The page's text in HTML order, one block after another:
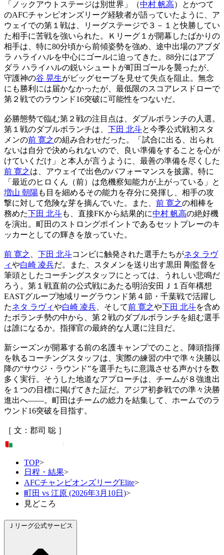
「ノックアウトステージは別世界」（中村 帆高）とかつて
のAFCチャンピオンズリーグ経験者が語っていたように、ア
ウェイでの第１戦は、リーグステージで３－１と快勝してい
た相手に苦戦を強いられた。Ｋリーグ１が開幕したばかりの
相手は、特に80分頃から前傾姿勢を強め、途中出場のアブダ
ラ ハライハルを中心にゴールに迫ってきた。88分にはアブ
ダラ ハライハルの鋭いシュートが町田ゴールを襲ったが、
守護神の谷 晃生がビッグセーブを見せて失点を阻止。無念
にも勝利には届かなかったが、最低限のスコアレスドローで
第２戦でのラウンド16突破に可能性をつないだ。
必勝態勢で臨む第２戦の注目点は、ダブルボランチの人選。
第１戦のダブルボランチは、 下田 北斗と今季公式戦初スタ
メンの前 寛之の組み合わせだった。「試合に出る、出られ
ないは自分で決められないので、良い準備をすることを心が
けていくだけ」と本人が言うように、最善の準備を尽くした
前 寛之は、アウェイで出色のパフォーマンスを披露。特に
「最近のヒロくん（前）は危機察知能力が上がっている」と
増山 朝陽も目を細めるその能力を存分に発揮し、相手の攻
撃に対して危険な芽を摘んでいた。また、 前 寛之の相棒を
務めた下田 北斗も、直接FKから結果的に中村 帆高の絶好機
を演出。町田のストロングポイントであるセットプレーのキ
ッカーとしての輝きを放っていた。
前 寛之 下田 北斗コンビに触発された選手たちがネタ ラヴ
ィや白崎 凌兵だ。また、スタメンを送り出す黒田 剛監督を
筆頭としたコーチングスタッフにとっては、うれしい悲鳴だ
ろう。第１戦直前の公式戦にあたる明治安田Ｊ１百年構想
EASTグループ地域リーグラウンド第４節・千葉戦で活躍し
たネタ ラヴィや白崎 凌兵 、そして前 寛之や下田 北斗を含め
たボランチ勢の中から、第２戦のダブルボランチを組む選手
は誰になるか。指揮官の最終的な人選に注目だ。
新シーズンが開幕する前の名護キャンプでのこと。陣頭指揮
を執るコーチングスタッフは、実際の練習の中で準々決勝以
降の“サウジ・ラウンド”を選手たちに意識させる声かけを数
多く実行。そうした地道なアプローチは、チームが８強進出
を１つの目標に掲げてきた証だ。アジア初参戦での準々決勝
進出へ――。町田はチームの総力を結集して、ホームでのラ
ウンド16突破を目指す。
［ 文：郡司 聡 ］
TOP>
日程・結果>
AFCチャンピオンズリーグElite>
町田 vs 江原 (2026年3月10日)>
見どころ
Ｊリーグ公式サービス